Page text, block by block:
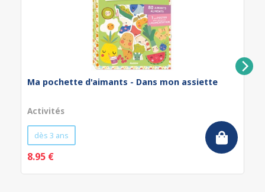
Ma pochette d'aimants - Dans mon assiette
Activités
dès 3 ans
8.95 €